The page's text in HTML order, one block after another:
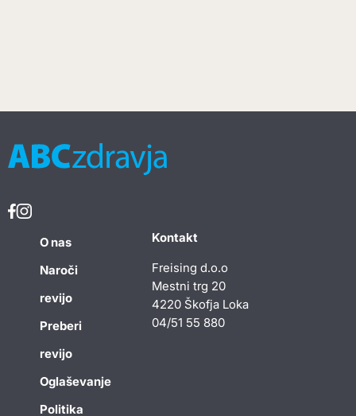
O nas
Naroči
revijo
Preberi
revijo
Oglaševanje
Politika
Kontakt
Freising d.o.o
Mestni trg 20
4220 Škofja Loka
04/51 55 880